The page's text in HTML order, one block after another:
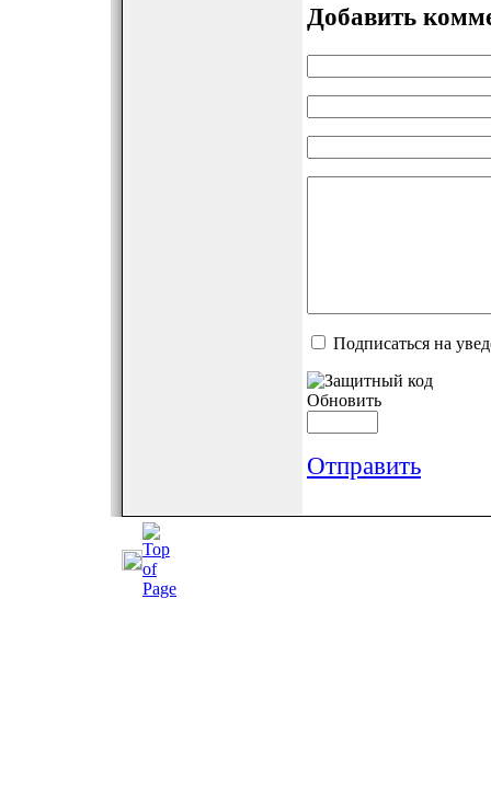
Добавить
Подписаться на
Обновить
Отправить